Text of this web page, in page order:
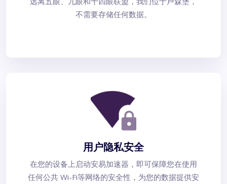
不需要存储任何数据。
用户隐私安全
在您的设备上启动安易加速器，即可保障您在使用
任何公共 Wi-Fi等网络的安全性，为您的数据提供安